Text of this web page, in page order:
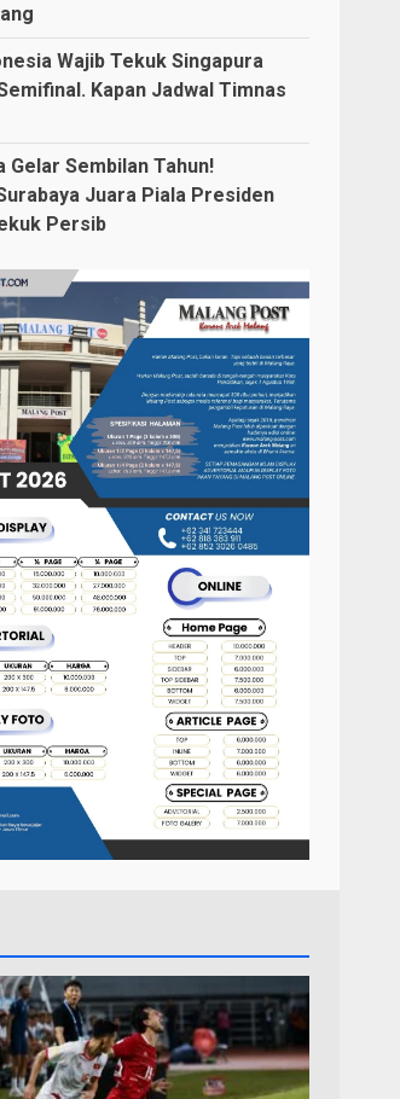
Wajib Tekuk Singapura
Kapan Jadwal Timnas
Gelar Sembilan Tahun!
Juara Piala Presiden
Persib